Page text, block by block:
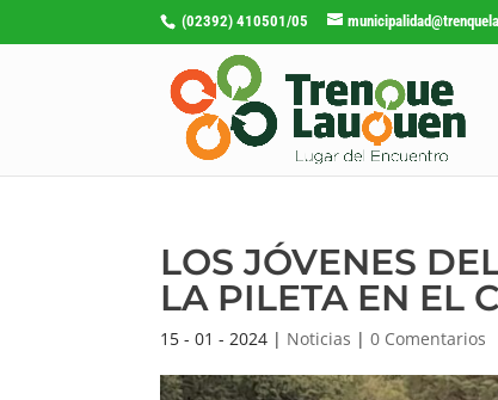
(02392) 410501/05
LOS JÓVENES
LA PILETA EN EL
15 - 01 - 2024 | Noticias |0 Comentarios